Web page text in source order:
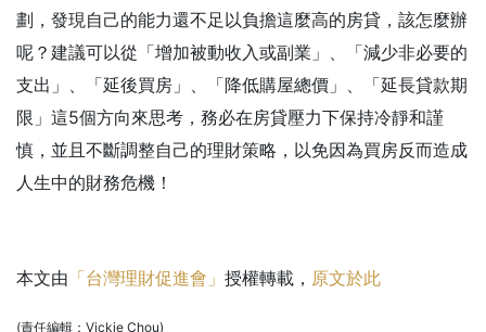
劃，發現自己的能力還不足以負擔這麼高的房貸，該怎麼辦
呢？建議可以從「增加被動收入或副業」、「減少非必要的
支出」、「延後買房」、「降低購屋總價」、「延長貸款期
限」這5個方向來思考，務必在房貸壓力下保持冷靜和謹
慎，並且不斷調整自己的理財策略，以免因為買房反而造成
人生中的財務危機！
本文由 「台灣理財促進會」 授權轉載， 原文於此
(責任編輯：Vickie Chou)